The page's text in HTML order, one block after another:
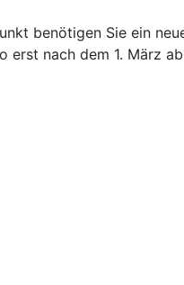
benötigen Sie ein
nach dem 1. März